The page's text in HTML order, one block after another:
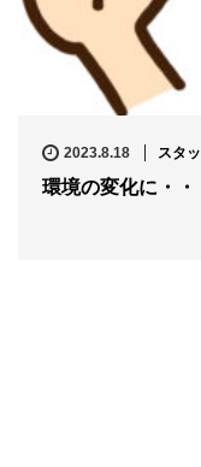
2023.8.18 スタ
環境の変化に・